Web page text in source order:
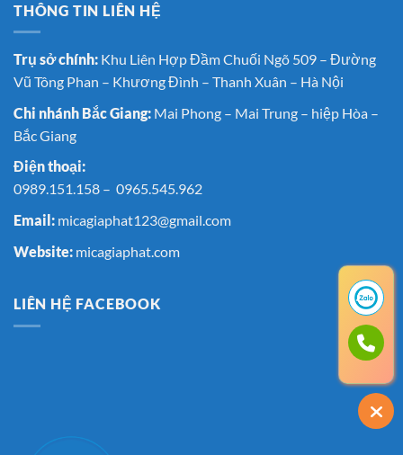
chọn
tốt
cho
THÔNG TIN LIÊN HỆ
Trụ sở chính: Khu Liên Hợp Đầm Chuối Ngõ 509 – Đường
Vũ Tông Phan – Khương Đình – Thanh Xuân – Hà Nội
Chi nhánh Bắc Giang: Mai Phong – Mai Trung – hiệp Hòa –
Bắc Giang
Điện thoại:
0989.151.158 – 0965.545.962
Email: micagiaphat123@gmail.com
Website: micagiaphat.com
LIÊN HỆ FACEBOOK